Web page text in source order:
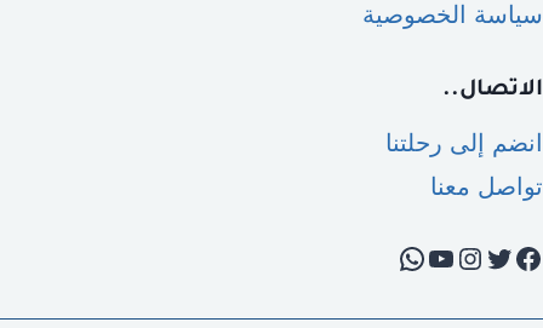
سياسة الخصوصية
الاتصال..
انضم إلى رحلتنا
تواصل معنا
فيسبوك
تويترإنستجرام
يوتيوبواتساب